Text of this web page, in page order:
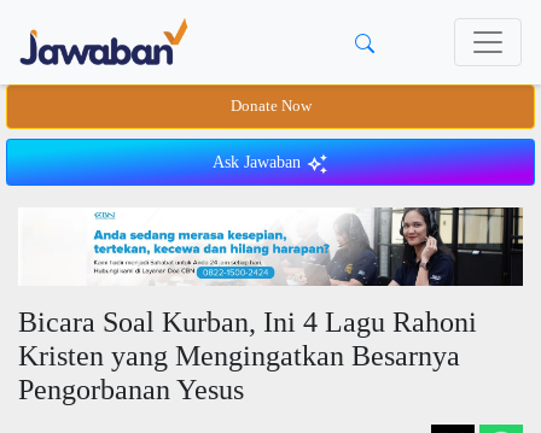
Donate Now
Ask Jawaban
Bicara Soal Kurban, Ini 4 Lagu Rahoni
Kristen yang Mengingatkan Besarnya
Pengorbanan Yesus